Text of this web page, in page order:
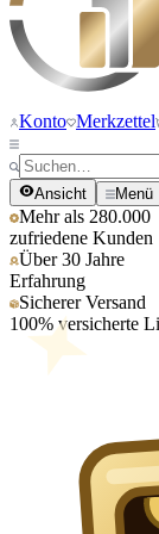
Konto Merkzettel
Ansicht Menü
Mehr als 280.000
zufriedene Kunden
Über 30 Jahre
Erfahrung
Sicherer Versand
100% versicherte